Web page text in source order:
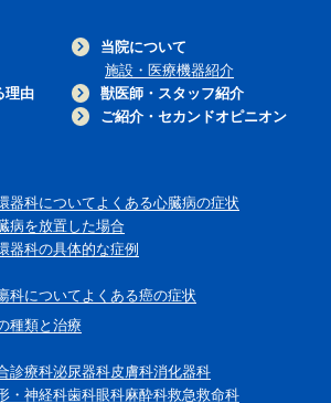
当院について
施設・医療機器紹介
理由
獣医師・スタッフ紹介
ご紹介・セカンドオピニオン
器科について よくある心臓病の症状
病を放置した場合
器科の具体的な症例
科についてよくある癌の症状
種類と治療
診療科泌尿器科皮膚科消化器科
・神経科歯科眼科麻酔科救急救命科